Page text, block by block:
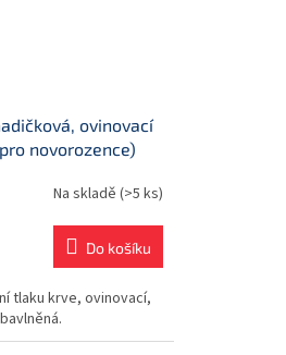
ovinovací
novorozence)
Na skladě (>5 ks)
Do košíku
tlaku krve, ovinovací,